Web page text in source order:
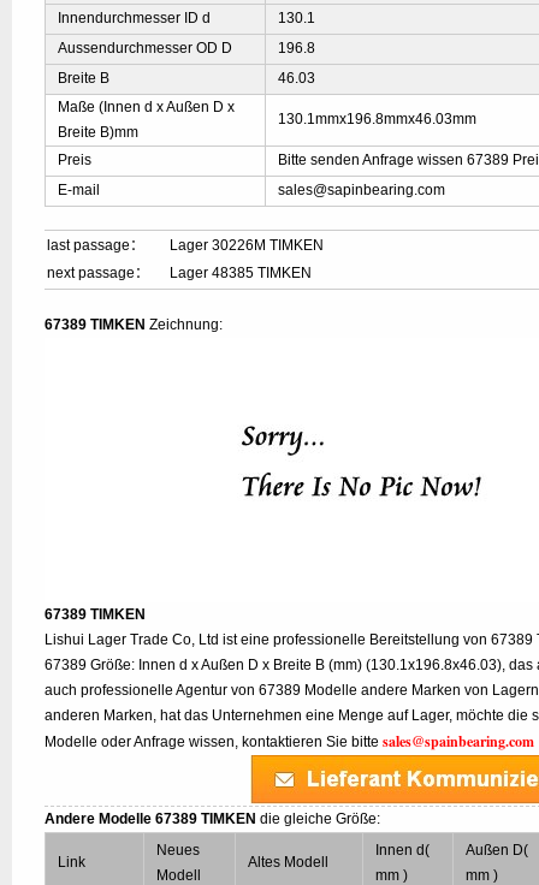
Innendurchmesser ID d
130.1
Aussendurchmesser OD D
196.8
Breite B
46.03
Maße (Innen d x Außen D x
Breite B)mm
130.1mmx196.8mmx46.03mm
Preis
Bitte senden Anfrage wissen 67389
E-mail
sales@sapinbearing.com
last passage：
Lager 30226M TIMKEN
next passage：
Lager 48385 TIMKEN
67389 TIMKEN Zeichnung:
67389 TIMKEN
Lishui Lager Trade Co, Ltd ist eine professionelle Bereitstellung von
67389 Größe: Innen d x Außen D x Breite B (mm) (130.1x196.8x46.03),
auch professionelle Agentur von 67389 Modelle andere Marken von
anderen Marken, hat das Unternehmen eine Menge auf Lager, möchte die
Modelle oder Anfrage wissen, kontaktieren Sie bittesales@spainbearing.com
Andere Modelle 67389 TIMKEN die gleiche Größe:
Link
Neues
Modell
Altes Modell
Innen d(
mm )
Außen D(
mm )